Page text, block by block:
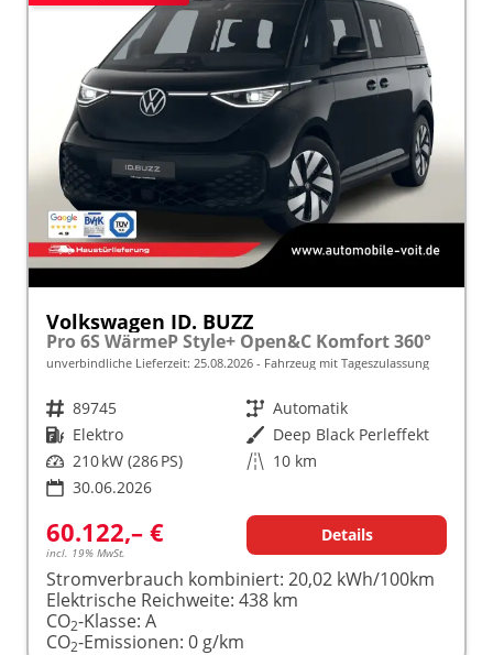
Volkswagen ID. BUZZ
Pro 6S WärmeP Style+ Open&C Komfort 360°
unverbindliche Lieferzeit: 25.08.2026 Fahrzeug mit Tageszulassung
Fahrzeugnr. 89745 Getriebe Automatik
Kraftstoff Elektro Außenfarbe Deep Black Perleffekt
Leistung 210 kW (286 PS) Kilometerstand 10 km
30.06.2026
60.122,– €
incl. 19% MwSt.
Details
Stromverbrauch kombiniert: 20,02 kWh/100km
Elektrische Reichweite: 438 km
CO2-Klasse: A
CO2-Emissionen: 0 g/km